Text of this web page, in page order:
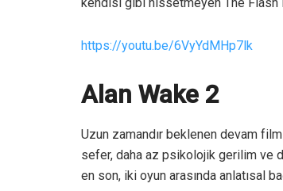
https://youtu.be/6VyYdMHp7lk
Alan Wake 2
Uzun zamandır beklenen devam
sefer, daha az psikolojik gerilim ve
en son, iki oyun arasında anlatısal